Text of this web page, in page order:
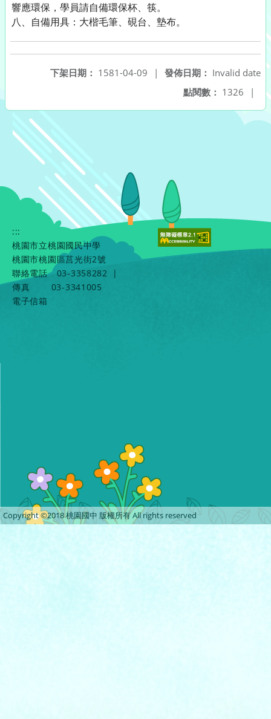
響應環保，學員請自備環保杯、筷。
八、自備用具：大楷毛筆、硯台、墊布。
發佈日期： Invalid date
下架日期： 1581-04-09
|
點閱數： 1326 |
:::
桃園市立桃園國民中學
桃園市桃園區莒光街2號
聯絡電話
03-3358282
|
傳真
03-3341005
電子信箱
Copyright ©2018 桃園國中 版權所有 All rights reserved